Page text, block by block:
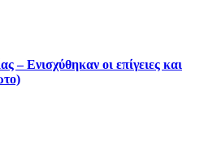
– Ενισχύθηκαν οι επίγειες και